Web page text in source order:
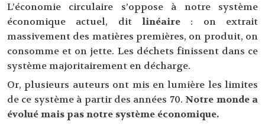
L’économie circulaire s’oppose à notre système
économique actuel, ditlinéaire : on extrait
massivement des matières premières, on produit, on
consomme et on jette. Les déchets finissent dans ce
système majoritairement en décharge.
Or, plusieurs auteurs ont mis en lumière les limites
de ce système à partir des années 70. Notre monde a
évolué mais pas notre système économique.